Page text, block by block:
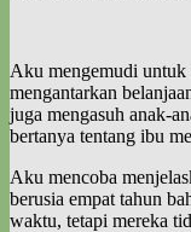
Aku mengemudi untuk
mengantarkan
juga mengasuh anak-
bertanya tentang ibu
Aku mencoba
berusia empat tahun
waktu, tetapi mereka